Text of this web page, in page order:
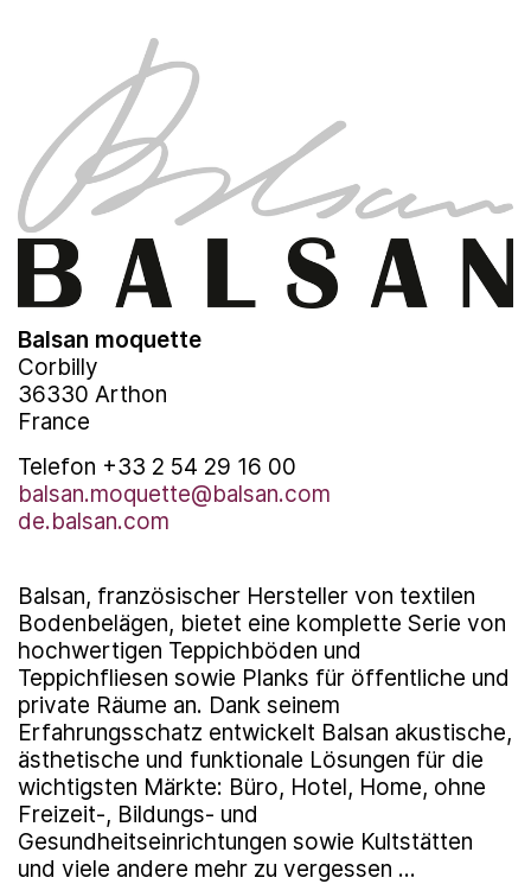
Balsan moquette
Corbilly
36330 Arthon
France
Telefon +33 2 54 29 16 00
balsan.moquette@balsan.com
de.balsan.com
Balsan, französischer Hersteller von textilen
Bodenbelägen, bietet eine komplette Serie von
hochwertigen Teppichböden und
Teppichfliesen sowie Planks für öffentliche und
private Räume an. Dank seinem
Erfahrungsschatz entwickelt Balsan akustische,
ästhetische und funktionale Lösungen für die
wichtigsten Märkte: Büro, Hotel, Home, ohne
Freizeit-, Bildungs- und
Gesundheitseinrichtungen sowie Kultstätten
und viele andere mehr zu vergessen …